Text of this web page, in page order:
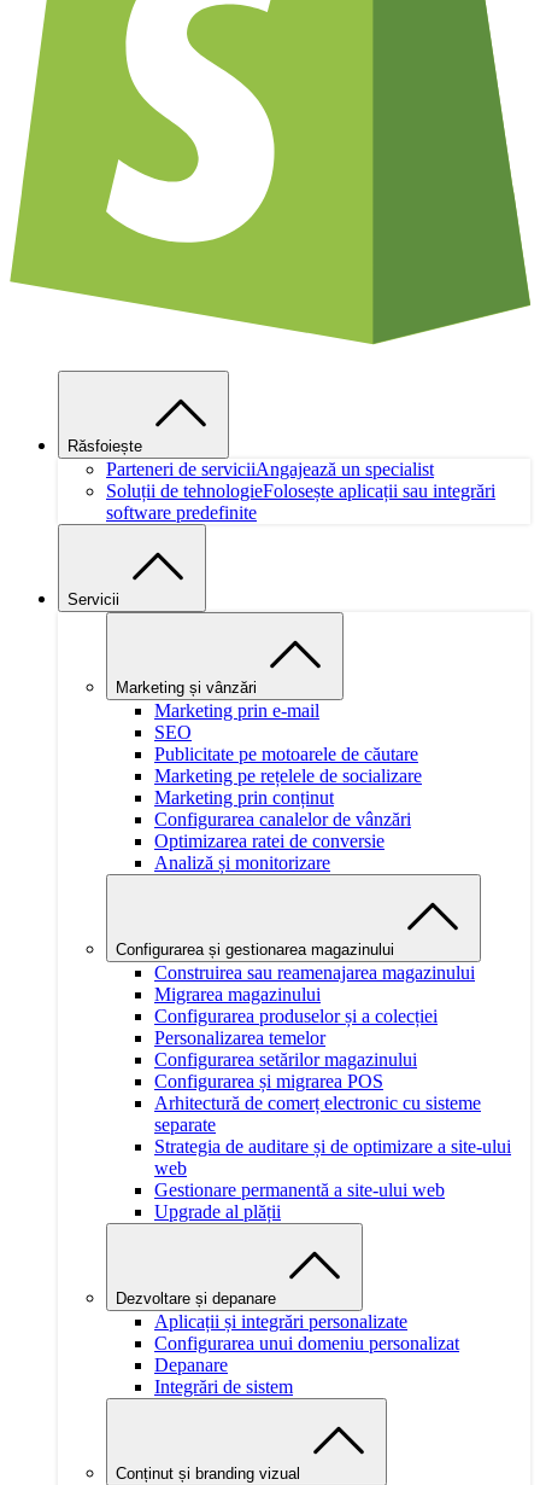
Răsfoiește
Parteneri de serviciiAngajează un specialist
Soluții de tehnologieFolosește aplicații sau integrări
software predefinite
Servicii
Marketing și vânzări
Marketing prin e-mail
SEO
Publicitate pe motoarele de căutare
Marketing pe rețelele de socializare
Marketing prin conținut
Configurarea canalelor de vânzări
Optimizarea ratei de conversie
Analiză și monitorizare
Configurarea și gestionarea magazinului
Construirea sau reamenajarea magazinului
Migrarea magazinului
Configurarea produselor și a colecției
Personalizarea temelor
Configurarea setărilor magazinului
Configurarea și migrarea POS
Arhitectură de comerț electronic cu sisteme
separate
Strategia de auditare și de optimizare a site-ului
web
Gestionare permanentă a site-ului web
Upgrade al plății
Dezvoltare și depanare
Aplicații și integrări personalizate
Configurarea unui domeniu personalizat
Depanare
Integrări de sistem
Conținut și branding vizual